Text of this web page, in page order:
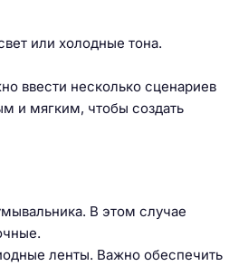
или холодные тона.
ввести несколько сценариев
и мягким, чтобы создать
В этом случае
ленты. Важно обеспечить